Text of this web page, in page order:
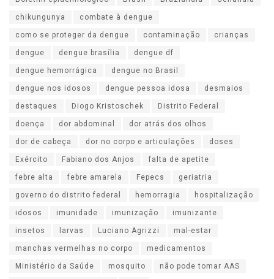
chikungunya combate à dengue
como se proteger da dengue contaminação crianças
dengue dengue brasília dengue df
dengue hemorrágica dengue no Brasil
dengue nos idosos dengue pessoa idosa desmaios
destaques Diogo Kristoschek Distrito Federal
doença dor abdominal dor atrás dos olhos
dor de cabeça dor no corpo e articulações doses
Exército Fabiano dos Anjos falta de apetite
febre alta febre amarela Fepecs geriatria
governo do distrito federal hemorragia hospitalização
idosos imunidade imunização imunizante
insetos larvas Luciano Agrizzi mal-estar
manchas vermelhas no corpo medicamentos
Ministério da Saúde mosquito não pode tomar AAS